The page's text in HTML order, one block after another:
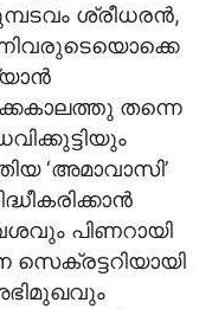
ശ്രീധരന്‍,
തന്നെ
‘അമാവാസി’
പിണറായി